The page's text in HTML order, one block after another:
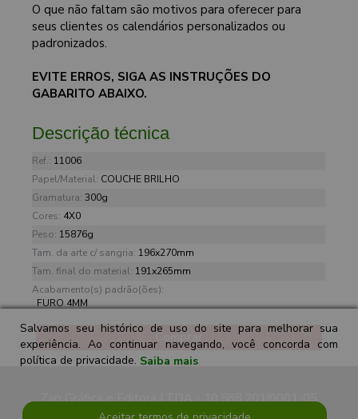
O que não faltam são motivos para oferecer para
seus clientes os calendários personalizados ou
padronizados.
EVITE ERROS, SIGA AS INSTRUÇÕES DO
GABARITO ABAIXO.
Descrição técnica
Ref.: 11006
Papel/Material: COUCHE BRILHO
Gramatura: 300g
Cores: 4X0
Peso: 15876g
Tam. da arte c/ sangria: 196x270mm
Tam. final do material: 191x265mm
Acabamento(s) padrão(ões):
FURO 4MM
Comprar
Zap Gráfica e Editora LTDA - 10.588.201/0001-05
Salvamos seu histórico de uso do site para melhorar sua
experiência. Ao continuar navegando, você concorda com
política de privacidade. Saiba mais